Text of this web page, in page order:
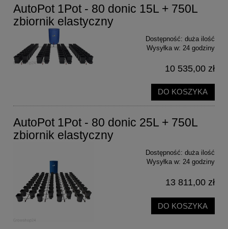
AutoPot 1Pot - 80 donic 15L + 750L
zbiornik elastyczny
Dostępność: duża ilość
Wysyłka w: 24 godziny
10 535,00 zł
DO KOSZYKA
AutoPot 1Pot - 80 donic 25L + 750L
zbiornik elastyczny
Dostępność: duża ilość
Wysyłka w: 24 godziny
13 811,00 zł
DO KOSZYKA